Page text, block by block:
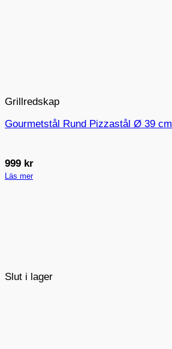
Slut i lager
Grillredskap
Gourmetstål Rund Pizzastål Ø 39 cm
999 kr
Läs mer